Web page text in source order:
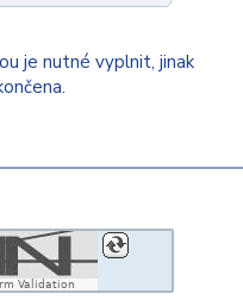
je nutné vyplnit, jinak
Validation